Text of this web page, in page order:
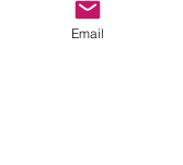
Email